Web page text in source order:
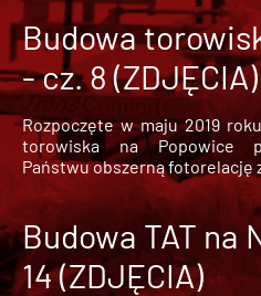
Budowa
- cz. 8 (ZDJĘCIA)
Rozpoczęte w maju 2019
torowiska na Popowice
Państwu obszerną fotorelację
Budowa TAT na
14 (ZDJĘCIA)